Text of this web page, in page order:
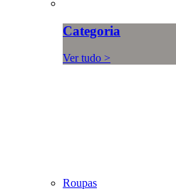
Categoria
Ver tudo >
Roupas